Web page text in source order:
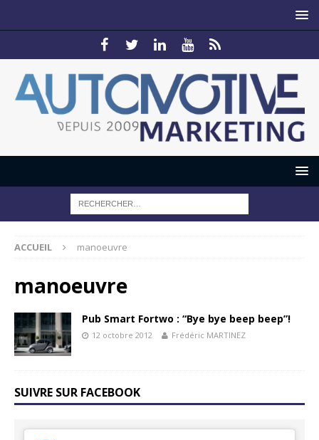
ACCUEIL manoeuvre
manoeuvre
Pub Smart Fortwo : “Bye bye beep beep”!
12 octobre 2012 Frédéric MARTINEZ
SUIVRE SUR FACEBOOK